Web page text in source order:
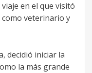
en el que visitó
veterinario y
decidió iniciar la
la más grande